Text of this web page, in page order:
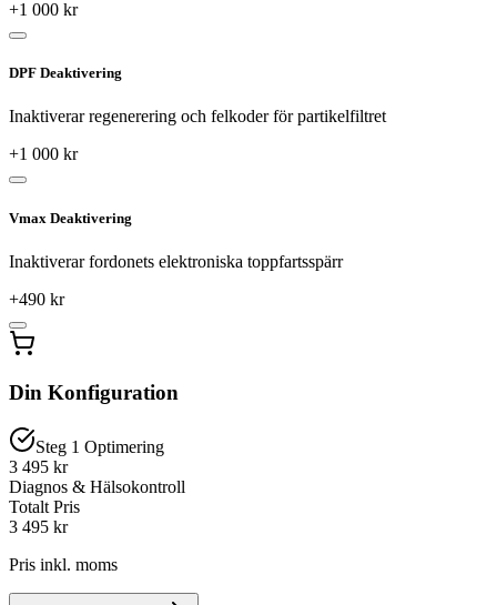
+1 000 kr
DPF Deaktivering
Inaktiverar regenerering och felkoder för partikelfiltret
+1 000 kr
Vmax Deaktivering
Inaktiverar fordonets elektroniska toppfartsspärr
+490 kr
Din Konfiguration
Steg 1 Optimering
3 495 kr
Diagnos & Hälsokontroll
Totalt Pris
3 495 kr
Pris inkl. moms